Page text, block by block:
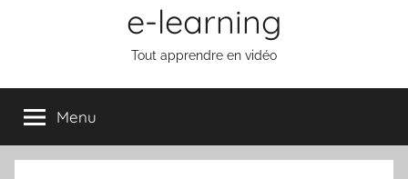
e-learning
Tout apprendre en vidéo
Menu